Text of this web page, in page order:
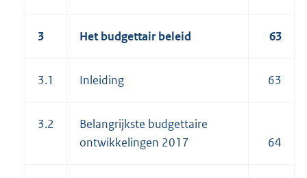
3 Het budgettair beleid 63
3.1 Inleiding 63
3.2
Belangrijkste budgettaire
ontwikkelingen 2017
64